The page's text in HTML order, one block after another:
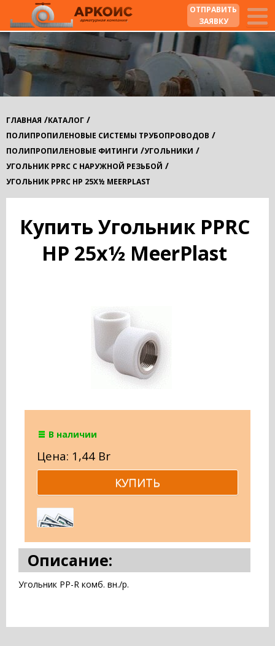
ОТПРАВИТЬ
ЗАЯВКУ
ГЛАВНАЯ /КАТАЛОГ /
ПОЛИПРОПИЛЕНОВЫЕ СИСТЕМЫ ТРУБОПРОВОДОВ /
ПОЛИПРОПИЛЕНОВЫЕ ФИТИНГИ /УГОЛЬНИКИ /
УГОЛЬНИК PPRC С НАРУЖНОЙ РЕЗЬБОЙ /
УГОЛЬНИК PPRC НР 25Х½ MEERPLAST
Купить Угольник PPRC
НР 25х½ MeerPlast
В наличии
Цена: 1,44 Br
Описание:
Угольник PP-R комб. вн./р.